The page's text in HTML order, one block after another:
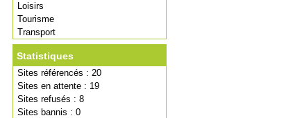
Loisirs
Tourisme
Transport
Statistiques
Sites référencés : 20
Sites en attente : 19
Sites refusés : 8
Sites bannis : 0